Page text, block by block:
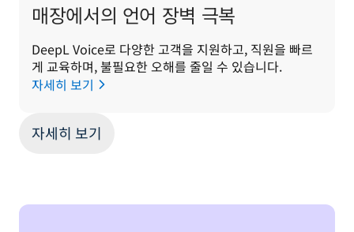
매장에서의 언어 장벽 극복
DeepL Voice로 다양한 고객을 지원하고, 직원을 빠르
게 교육하며, 불필요한 오해를 줄일 수 있습니다.
자세히 보기
자세히 보기